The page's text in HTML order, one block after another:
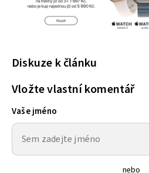
Diskuze k článku
Vložte vlastní komentář
Vaše jméno
nebo